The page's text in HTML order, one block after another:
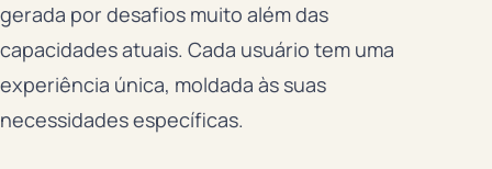
gerada por desafios muito além das
capacidades atuais. Cada usuário tem uma
experiência única, moldada às suas
necessidades específicas.